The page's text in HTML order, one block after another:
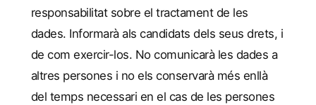
responsabilitat sobre el tractament de les
dades. Informarà als candidats dels seus drets, i
de com exercir-los. No comunicarà les dades a
altres persones i no els conservarà més enllà
del temps necessari en el cas de les persones